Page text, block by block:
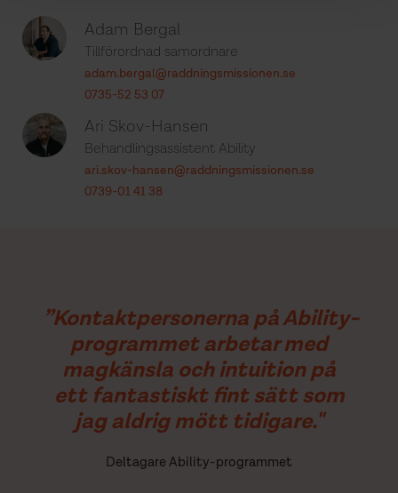
Adam Bergal
Tillförordnad samordnare
adam.bergal@raddningsmissionen.se
0735-52 53 07
Ari Skov-Hansen
Behandlingsassistent Ability
ari.skov-hansen@raddningsmissionen.se
0739-01 41 38
”Kontaktpersonerna på Ability-
programmet arbetar med
magkänsla och intuition på
ett fantastiskt fint sätt som
jag aldrig mött tidigare."
Deltagare Ability-programmet